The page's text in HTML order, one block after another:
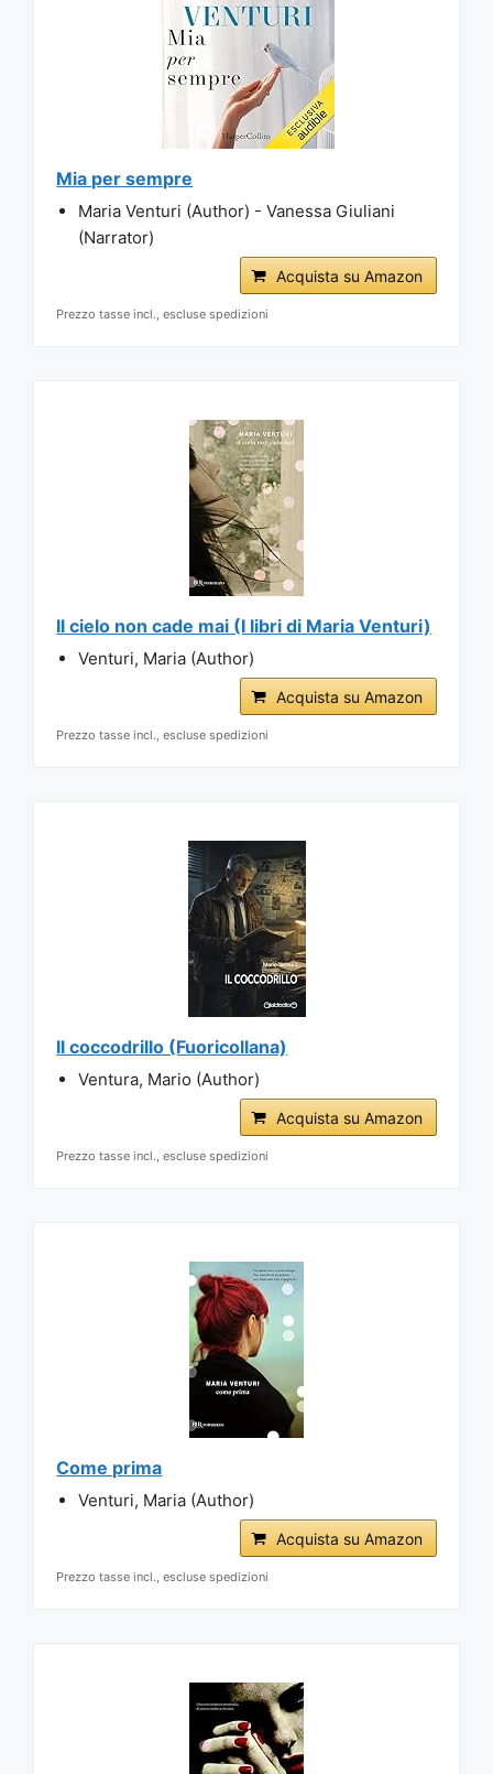
Mia per sempre
Maria Venturi (Author) - Vanessa Giuliani
(Narrator)
Acquista su Amazon
Prezzo tasse incl., escluse spedizioni
Il cielo non cade mai (I libri di Maria Venturi)
Venturi, Maria (Author)
Acquista su Amazon
Prezzo tasse incl., escluse spedizioni
Il coccodrillo (Fuoricollana)
Ventura, Mario (Author)
Acquista su Amazon
Prezzo tasse incl., escluse spedizioni
Come prima
Venturi, Maria (Author)
Acquista su Amazon
Prezzo tasse incl., escluse spedizioni